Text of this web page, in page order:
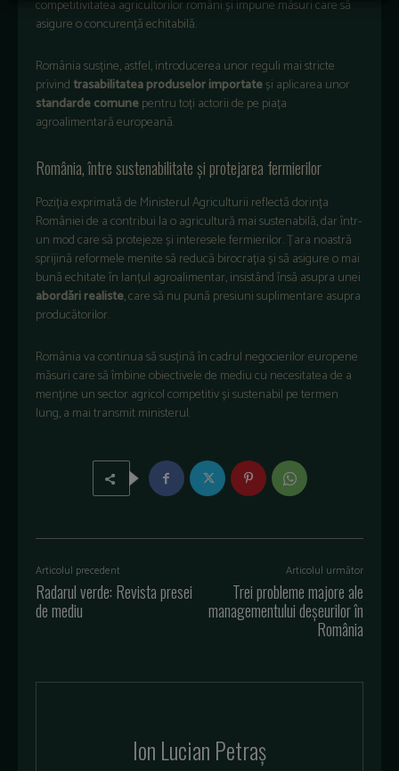
competitivitatea agricultorilor români și impune măsuri care să
asigure o concurență echitabilă.
România susține, astfel, introducerea unor reguli mai stricte
privind trasabilitatea produselor importateși aplicarea unor
standarde comunepentru toți actorii de pe piața
agroalimentară europeană.
România, între sustenabilitate și protejarea fermierilor
Poziția exprimată de Ministerul Agriculturii reflectă dorința
României de a contribui la o agricultură mai sustenabilă, dar într-
un mod care să protejeze și interesele fermierilor. Țara noastră
sprijină reformele menite să reducă birocrația și să asigure o mai
bună echitate în lanțul agroalimentar, insistând însă asupra unei
abordări realiste, care să nu pună presiuni suplimentare asupra
producătorilor.
România va continua să susțină în cadrul negocierilor europene
măsuri care să îmbine obiectivele de mediu cu necesitatea de a
menține un sector agricol competitiv și sustenabil pe termen
lung, a mai transmit ministerul.
Articolul precedent
Radarul verde: Revista presei
de mediu
Articolul următor
Trei probleme majore ale
managementului deșeurilor în
România
Ion Lucian Petraș